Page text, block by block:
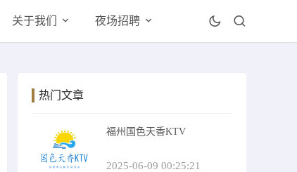
关于我们 夜场招聘
热门文章
福州国色天香KTV
2025-06-09 00:25:21